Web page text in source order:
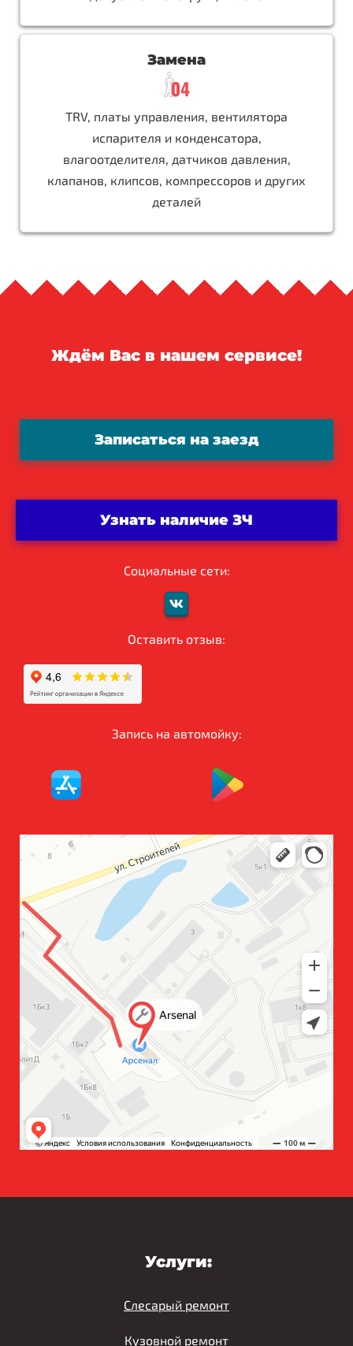
Замена
TRV, платы управления, вентилятора
испарителя и конденсатора,
влагоотделителя, датчиков давления,
клапанов, клипсов, компрессоров и других
деталей
Ждём Вас в нашем сервисе!
Записаться на заезд
Узнать наличие ЗЧ
Социальные сети:
Оставить отзыв:
Запись на автомойку:
Услуги:
Слесарый ремонт
Кузовной ремонт